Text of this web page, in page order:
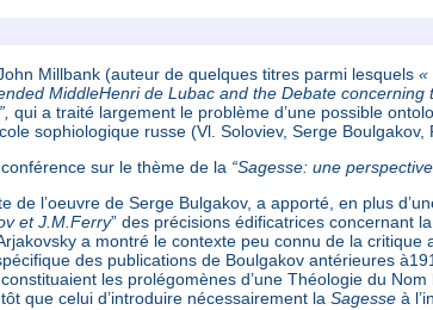
Millbank (auteur de quelques titres parmi lesquels «
MiddleHenri de Lubac and the Debate concerning
qui a traité largement le problème d’une possible
sophiologique russe (Vl. Soloviev, Serge Boulgakov,
sur le thème de la “Sagesse: une
l’oeuvre de Serge Bulgakov, a apporté, en plus
et J.M.Ferry” des précisions édificatrices concernant
a montré le contexte peu connu de la critique
des publications de Boulgakov antérieures
constituaient les prolégomènes d’une Théologie du
que celui d’introduire nécessairement la Sagesse à